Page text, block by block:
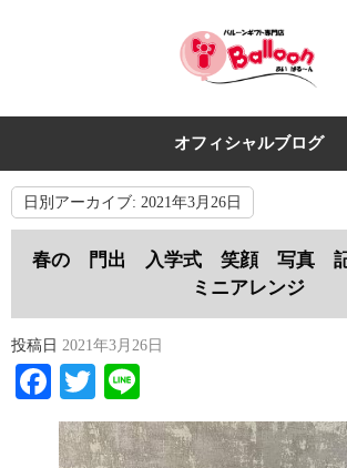
オフィシャルブログ
日別アーカイブ: 2021年3月26日
春の 門出 入学式 笑顔 写真
ミニアレンジ
投稿日 2021年3月26日
Facebook
Twitter